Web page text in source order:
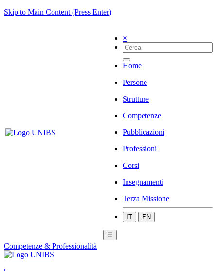
Skip to Main Content (Press Enter)
×
Home
Persone
Strutture
Competenze
Pubblicazioni
Professioni
Corsi
Insegnamenti
Terza Missione
IT EN
☰
Competenze & Professionalità